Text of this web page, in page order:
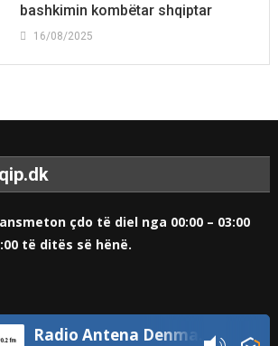
bashkimin kombëtar shqiptar
16/08/2025
çdo të diel nga 00:00 – 03:00
të ditës së hënë.
Radio Antena Denmark